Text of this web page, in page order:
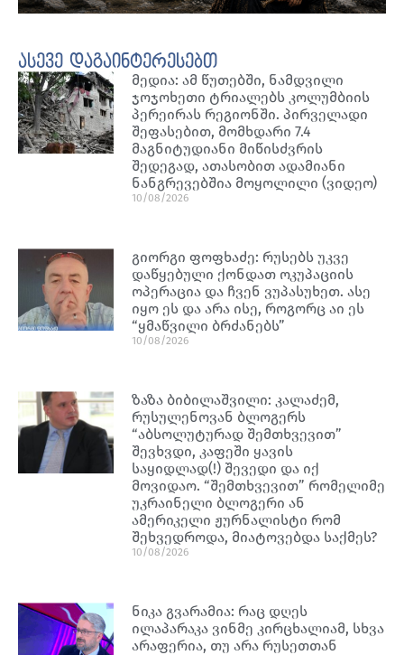
ასევე დაგაინტერესებთ
მედია: ამ წუთებში, ნამდვილი
ჯოჯოხეთი ტრიალებს კოლუმბიის
პერეირას რეგიონში. პირველადი
შეფასებით, მომხდარი 7.4
მაგნიტუდიანი მიწისძვრის
შედეგად, ათასობით ადამიანი
ნანგრევებშია მოყოლილი (ვიდეო)
10/08/2026
გიორგი ფოფხაძე: რუსებს უკვე
დაწყებული ქონდათ ოკუპაციის
ოპერაცია და ჩვენ ვუპასუხეთ. ასე
იყო ეს და არა ისე, როგორც აი ეს
“ყმაწვილი ბრძანებს”
10/08/2026
ზაზა ბიბილაშვილი: კალაძემ,
რუსულენოვან ბლოგერს
“აბსოლუტურად შემთხვევით”
შევხვდი, კაფეში ყავის
საყიდლად(!) შევედი და იქ
მოვიდაო. “შემთხვევით” რომელიმე
უკრაინელი ბლოგერი ან
ამერიკელი ჟურნალისტი რომ
შეხვედროდა, მიატოვებდა საქმეს?
10/08/2026
ნიკა გვარამია: რაც დღეს
ილაპარაკა ვინმე კირცხალიამ, სხვა
არაფერია, თუ არა რუსეთთან